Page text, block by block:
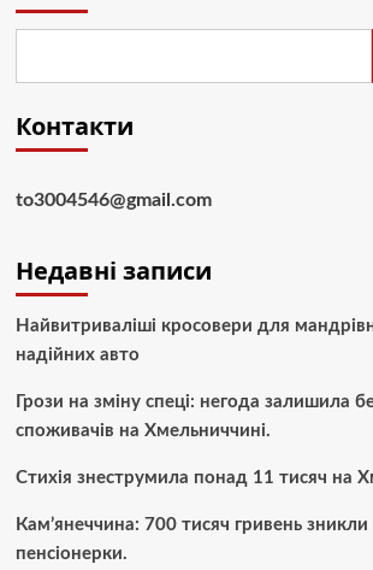
Контакти
to3004546@gmail.com
Недавні записи
Найвитриваліші кросовери для
надійних авто
Грози на зміну спеці: негода залишила
споживачів на Хмельниччині.
Стихія знеструмила понад 11 тисяч на
Кам’янеччина: 700 тисяч гривень зникли
пенсіонерки.